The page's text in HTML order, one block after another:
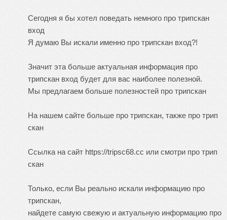
Сегодня я бы хотел поведать немного про трипскан
вход
Я думаю Вы искали именно про трипскан вход?!
Значит эта больше актуальная информация про
трипскан вход будет для вас наиболее полезной.
Мы предлагаем больше полезностей про трипскан
На нашем сайте больше про трипскан, также про трип
скан
Ссылка на сайт https://tripsc68.cc или смотри про трип
скан
Только, если Вы реально искали информацию про
трипскан,
найдете самую свежую и актуальную информацию про